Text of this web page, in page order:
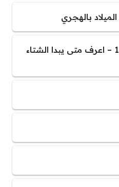
بالهجري
كم باقي على الشتاء 1447 – اعرف متى يبدا الشتاء